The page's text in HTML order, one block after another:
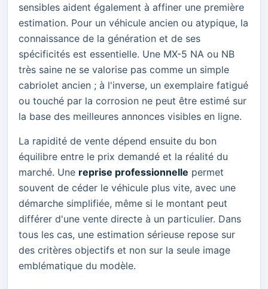
sensibles aident également à affiner une première
estimation. Pour un véhicule ancien ou atypique, la
connaissance de la génération et de ses
spécificités est essentielle. Une MX-5 NA ou NB
très saine ne se valorise pas comme un simple
cabriolet ancien ; à l'inverse, un exemplaire fatigué
ou touché par la corrosion ne peut être estimé sur
la base des meilleures annonces visibles en ligne.
La rapidité de vente dépend ensuite du bon
équilibre entre le prix demandé et la réalité du
marché. Une reprise professionnelle permet
souvent de céder le véhicule plus vite, avec une
démarche simplifiée, même si le montant peut
différer d'une vente directe à un particulier. Dans
tous les cas, une estimation sérieuse repose sur
des critères objectifs et non sur la seule image
emblématique du modèle.